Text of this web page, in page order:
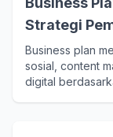
Strategi
Business plan
sosial, content
digital